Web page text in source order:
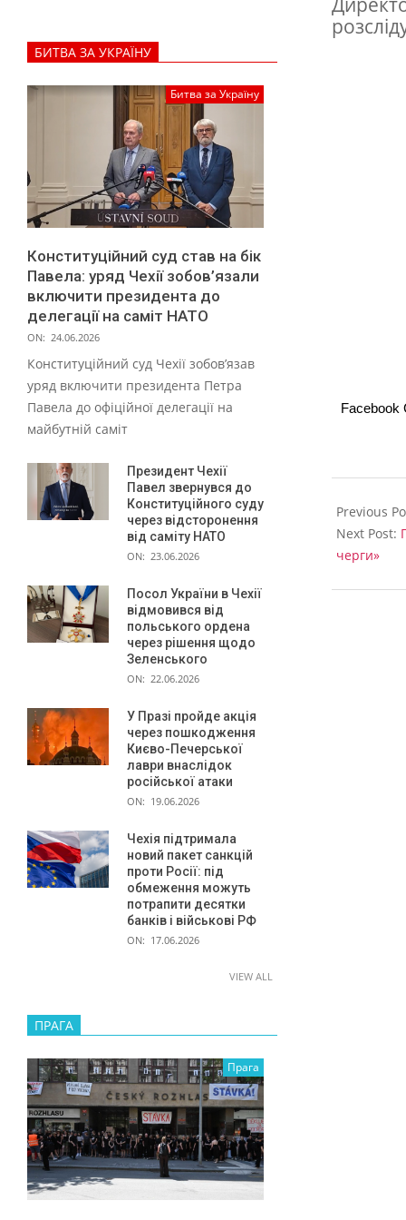
р
в
Facebook
05-
22
Previous
Next Post:
черги»
БИТВА ЗА УКРАЇНУ
Битва за Україну
Конституційний суд став на бік
Павела: уряд Чехії зобов’язали
включити президента до
делегації на саміт НАТО
ON: 24.06.2026
Конституційний суд Чехії зобов’язав
уряд включити президента Петра
Павела до офіційної делегації на
майбутній саміт
Президент Чехії
Павел звернувся до
Конституційного суду
через відсторонення
від саміту НАТО
ON: 23.06.2026
Посол України в Чехії
відмовився від
польського ордена
через рішення щодо
Зеленського
ON: 22.06.2026
У Празі пройде акція
через пошкодження
Києво-Печерської
лаври внаслідок
російської атаки
ON: 19.06.2026
Чехія підтримала
новий пакет санкцій
проти Росії: під
обмеження можуть
потрапити десятки
банків і військові РФ
ON: 17.06.2026
VIEW ALL
ПРАГА
Прага